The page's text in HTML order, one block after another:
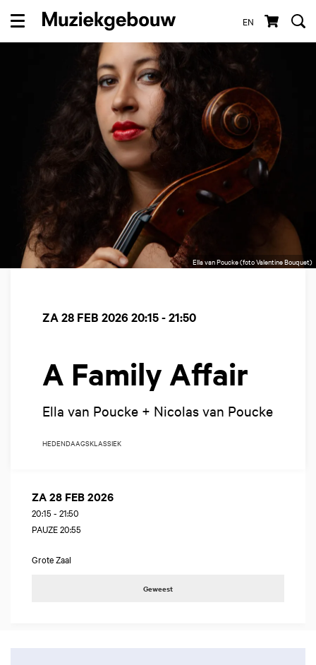
EN
Menu
Ella van Poucke (foto Valentine Bouquet)
A Family Affair
Ella van Poucke + Nicolas van Poucke
ZA 28 FEB 2026 20:15 - 21:50
HEDENDAAGSKLASSIEK
ZA 28 FEB 2026
20:15 - 21:50
PAUZE 20:55
Grote Zaal
Geweest